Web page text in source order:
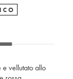
e vellutato allo